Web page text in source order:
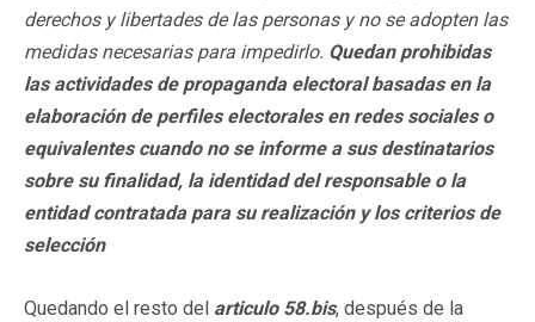
derechos y libertades de las personas y no se adopten las
medidas necesarias para impedirlo. Quedan prohibidas
las actividades de propaganda electoral basadas en la
elaboración de perfiles electorales en redes sociales o
equivalentes cuando no se informe a sus destinatarios
sobre su finalidad, la identidad del responsable o la
entidad contratada para su realización y los criterios de
selección
Quedando el resto del articulo 58.bis, después de la